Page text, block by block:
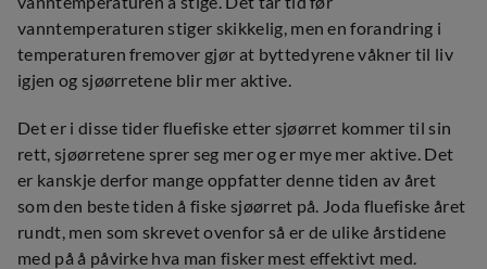
vanntemperaturen stiger skikkelig, men en forandring i
temperaturen fremover gjør at byttedyrene våkner til liv
igjen og sjøørretene blir mer aktive.
Det er i disse tider fluefiske etter sjøørret kommer til sin
rett, sjøørretene sprer seg mer og er mye mer aktive. Det
er kanskje derfor mange oppfatter denne tiden av året
som den beste tiden å fiske sjøørret på. Joda fluefiske året
rundt, men som skrevet ovenfor så er de ulike årstidene
med på å påvirke hva man fisker mest effektivt med.